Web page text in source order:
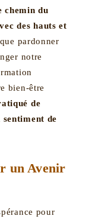
chemin du
des hauts et
pardonner
notre
bien-être
de
de
un Avenir
pour